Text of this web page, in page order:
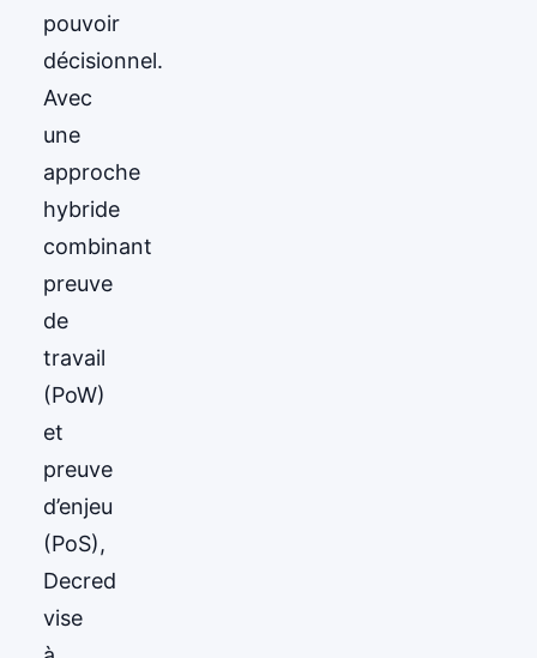
pouvoir
décisionnel.
Avec
une
approche
hybride
combinant
preuve
de
travail
(PoW)
et
preuve
d’enjeu
(PoS),
Decred
vise